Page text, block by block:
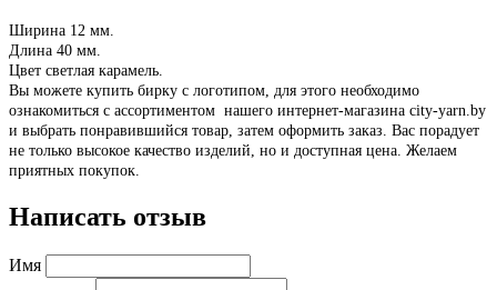
Ширина 12 мм.
Длина 40 мм.
Цвет светлая карамель.
Вы можете купить бирку с логотипом, для этого необходимо
ознакомиться с ассортиментом нашего интернет-магазина city-yarn.by
и выбрать понравившийся товар, затем оформить заказ. Вас порадует
не только высокое качество изделий, но и доступная цена. Желаем
приятных покупок.
Написать отзыв
Имя